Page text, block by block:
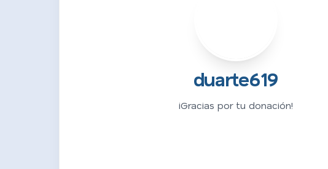
duarte619
¡Gracias por tu donación!